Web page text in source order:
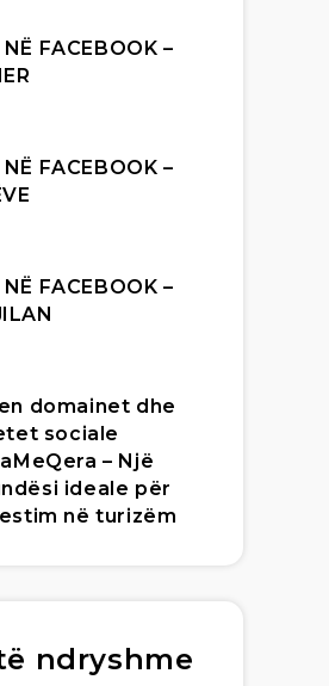
FACEBOOK –
FACEBOOK –
FACEBOOK –
domainet dhe
sociale
– Një
ideale për
në turizëm
ndryshme